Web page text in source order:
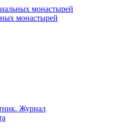
монастырей
монастырей
Журнал